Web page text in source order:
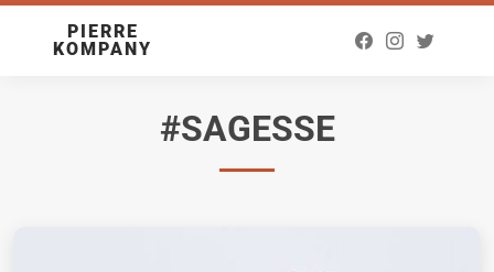
PIERRE
KOMPANY
#SAGESSE